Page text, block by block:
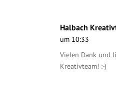
Halbach
um 10:33
Vielen Dank und
Kreativteam! :-)